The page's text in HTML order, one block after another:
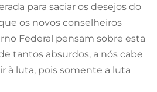
para saciar os desejos do
os novos conselheiros
Federal pensam sobre esta
tantos absurdos, a nós cabe
à luta, pois somente a luta